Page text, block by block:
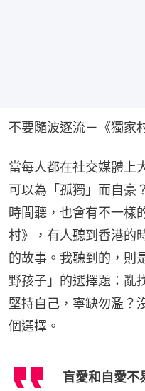
不要隨波逐流－《獨家
當每人都在社交媒體上
可以為「孤獨」而自豪
時間聽，也會有不一樣
村》，有人聽到香港的
的故事。我聽到的，則
野孩子」的選擇題：亂
堅持自己，寧缺勿濫？
個選擇。
盲愛和自愛不